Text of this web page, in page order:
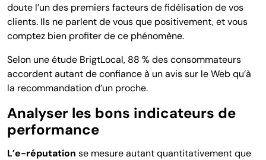
doute l’un des premiers facteurs de fidélisation de vos
clients. Ils ne parlent de vous que positivement, et vous
comptez bien profiter de ce phénomène.
Selon une étude BrigtLocal, 88 % des consommateurs
accordent autant de confiance à un avis sur le Web qu’à
la recommandation d’un proche.
Analyser les bons indicateurs de
performance
L’e-réputation se mesure autant quantitativement que